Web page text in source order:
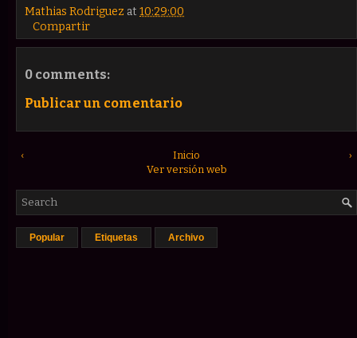
Mathias Rodriguez at 10:29:00
Compartir
0 comments:
Publicar un comentario
‹ ›
Inicio
Ver versión web
Popular Etiquetas Archivo